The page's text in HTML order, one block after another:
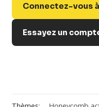
Connectez-vous
Essayez un